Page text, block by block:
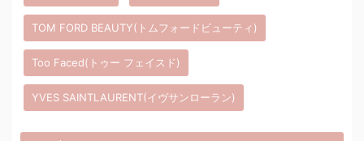
TOM FORD BEAUTY(トムフォードビューティ)
Too Faced(トゥー フェイスド)
YVES SAINTLAURENT(イヴサンローラン)